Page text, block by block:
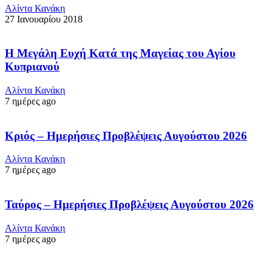
Αλίντα Κανάκη
27 Ιανουαρίου 2018
Η Μεγάλη Ευχή Κατά της Μαγείας του Αγίου
Κυπριανού
Αλίντα Κανάκη
7 ημέρες ago
Κριός – Ημερήσιες Προβλέψεις Αυγούστου 2026
Αλίντα Κανάκη
7 ημέρες ago
Ταύρος – Ημερήσιες Προβλέψεις Αυγούστου 2026
Αλίντα Κανάκη
7 ημέρες ago